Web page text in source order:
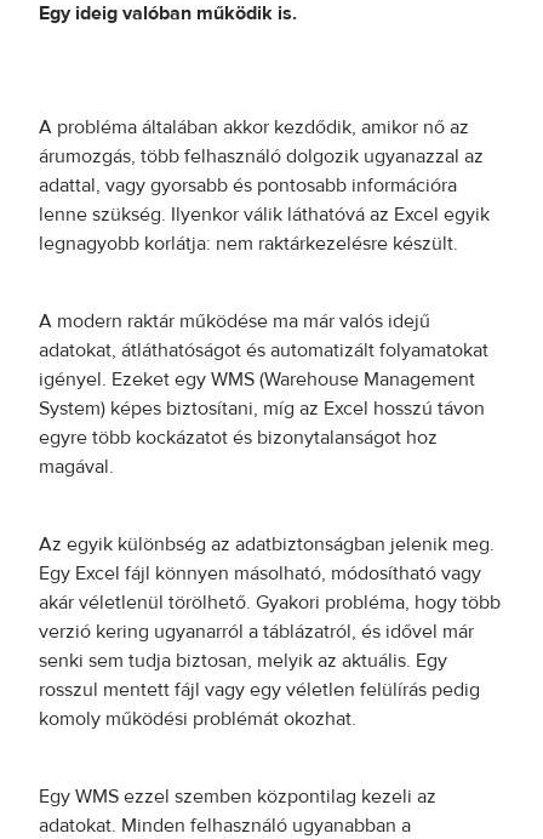
Egy ideig valóban működik is.
A probléma általában akkor kezdődik, amikor nő az
árumozgás, több felhasználó dolgozik ugyanazzal az
adattal, vagy gyorsabb és pontosabb információra
lenne szükség. Ilyenkor válik láthatóvá az Excel egyik
legnagyobb korlátja: nem raktárkezelésre készült.
A modern raktár működése ma már valós idejű
adatokat, átláthatóságot és automatizált folyamatokat
igényel. Ezeket egy WMS (Warehouse Management
System) képes biztosítani, míg az Excel hosszú távon
egyre több kockázatot és bizonytalanságot hoz
magával.
Az egyik különbség az adatbiztonságban jelenik meg.
Egy Excel fájl könnyen másolható, módosítható vagy
akár véletlenül törölhető. Gyakori probléma, hogy több
verzió kering ugyanarról a táblázatról, és idővel már
senki sem tudja biztosan, melyik az aktuális. Egy
rosszul mentett fájl vagy egy véletlen felülírás pedig
komoly működési problémát okozhat.
Egy WMS ezzel szemben központilag kezeli az
adatokat. Minden felhasználó ugyanabban a